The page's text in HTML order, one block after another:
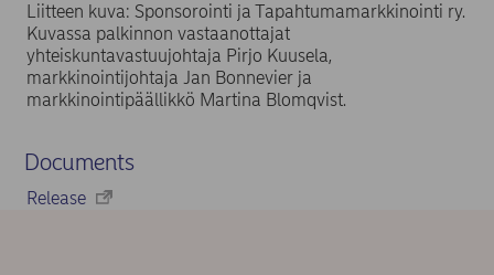
Liitteen kuva: Sponsorointi ja Tapahtumamarkkinointi ry.
Kuvassa palkinnon vastaanottajat
yhteiskuntavastuujohtaja Pirjo Kuusela,
markkinointijohtaja Jan Bonnevier ja
markkinointipäällikkö Martina Blomqvist.
Documents
Release